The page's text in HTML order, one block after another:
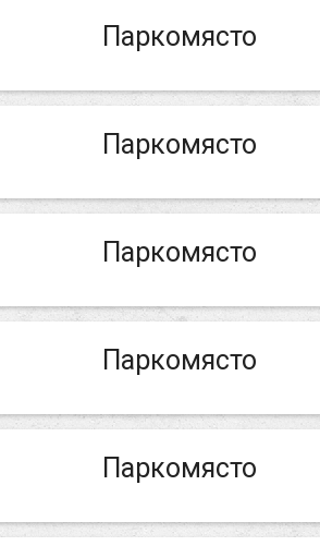
Паркомясто
Паркомясто
Паркомясто
Паркомясто
Паркомясто